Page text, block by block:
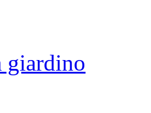
giardino